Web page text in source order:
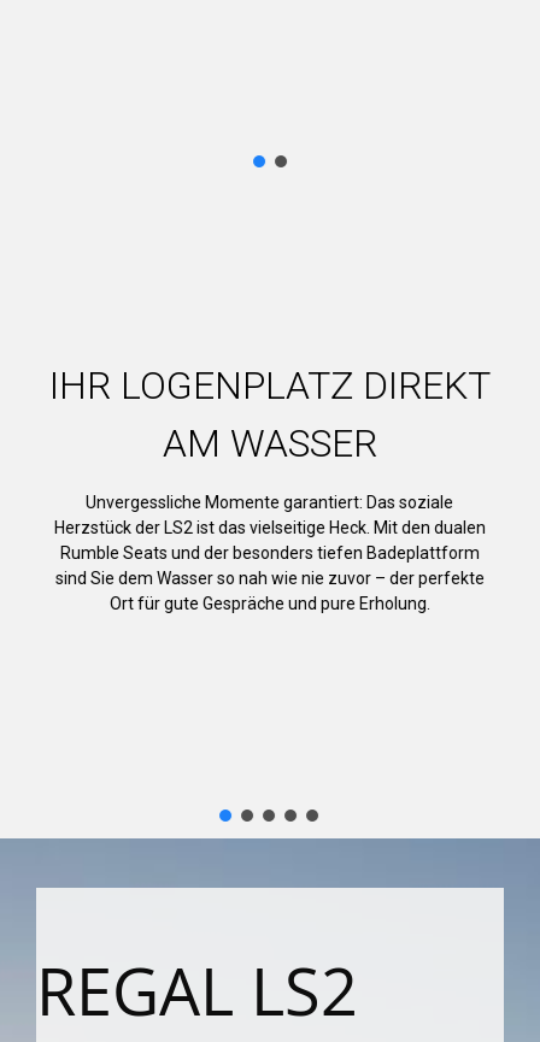
IHR LOGENPLATZ DIREKT
AM WASSER
Unvergessliche Momente garantiert: Das soziale
Herzstück der LS2 ist das vielseitige Heck. Mit den dualen
Rumble Seats und der besonders tiefen Badeplattform
sind Sie dem Wasser so nah wie nie zuvor – der perfekte
Ort für gute Gespräche und pure Erholung.
REGAL LS2